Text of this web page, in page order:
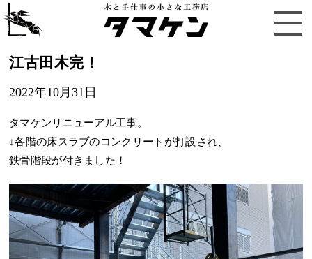
江古田木完！
2022年10月31日
タマケンリニューアル工事。
↓各階の床スラブのコンクリートが打設され、
鉄骨階段が付きました！